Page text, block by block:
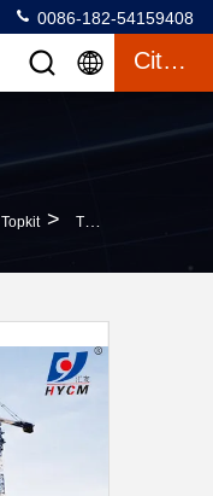
0086-182-54159408
Citation
> TC5011 5 Tonnes Construction De Bâtiments Tour Grue QTZ63 Équipement De Sécurité